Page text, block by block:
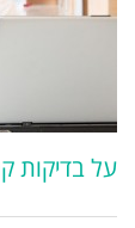
על בדיקות